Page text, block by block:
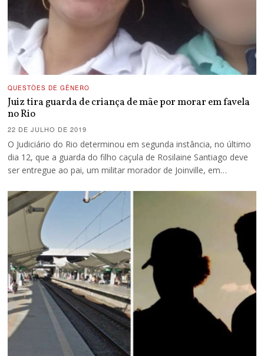
QUESTÕES DE GÊNERO
Juiz tira guarda de criança de mãe por morar em favela
no Rio
22 DE JULHO DE 2019
O Judiciário do Rio determinou em segunda instância, no último
dia 12, que a guarda do filho caçula de Rosilaine Santiago deve
ser entregue ao pai, um militar morador de Joinville, em…